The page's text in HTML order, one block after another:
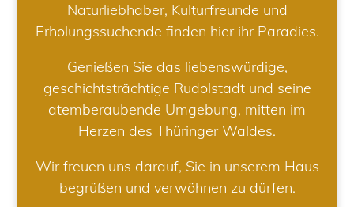
Naturliebhaber, Kulturfreunde und
Erholungssuchende finden hier ihr Paradies.
Genießen Sie das liebenswürdige,
geschichtsträchtige Rudolstadt und seine
atemberaubende Umgebung, mitten im
Herzen des Thüringer Waldes.
Wir freuen uns darauf, Sie in unserem Haus
begrüßen und verwöhnen zu dürfen.